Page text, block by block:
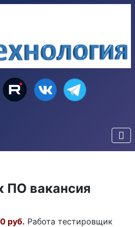
ПО вакансия
руб. Работа тестировщик